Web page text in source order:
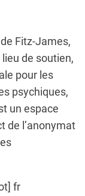
Fitz-James,
de soutien,
pour les
psychiques,
un espace
de l’anonymat
fr